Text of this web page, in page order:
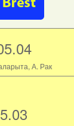
А. Рак